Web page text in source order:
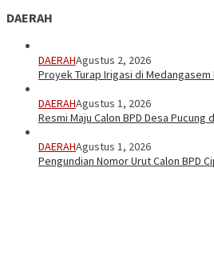
DAERAH
DAERAHAgustus 2, 2026
Proyek Turap Irigasi di
DAERAHAgustus 1, 2026
Resmi Maju Calon BPD Desa Pucung
DAERAHAgustus 1, 2026
Pengundian Nomor Urut Calon BPD